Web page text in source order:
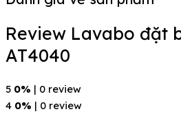
Review Lavabo đặt
AT4040
5 0% | 0 review
4 0% | 0 review